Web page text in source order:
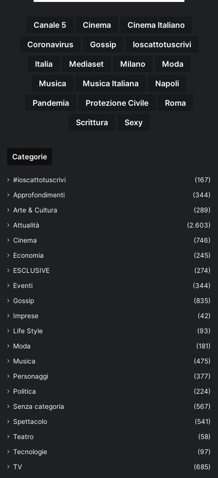
Canale 5 Cinema
Cinema Italiano
Coronavirus
Gossip
Ioscattotuscrivi
Italia
Mediaset Milano
Moda
Musica
Musica Italiana
Napoli
Pandemia
Protezione Civile
Roma
Scrittura
Sexy
Categorie
#ioscattotuscrivi
(167)
Approfondimenti
(344)
Arte & Cultura
(289)
Attualità
(2.603)
Cinema
(746)
Economia
(245)
ESCLUSIVE
(274)
Eventi
(344)
Gossip
(835)
Imprese
(42)
Life Style
(93)
Moda
(181)
Musica
(475)
Personaggi
(377)
Politica
(224)
Senza categoria
(567)
Spettacolo
(541)
Teatro
(58)
Tecnologie
(97)
TV
(685)